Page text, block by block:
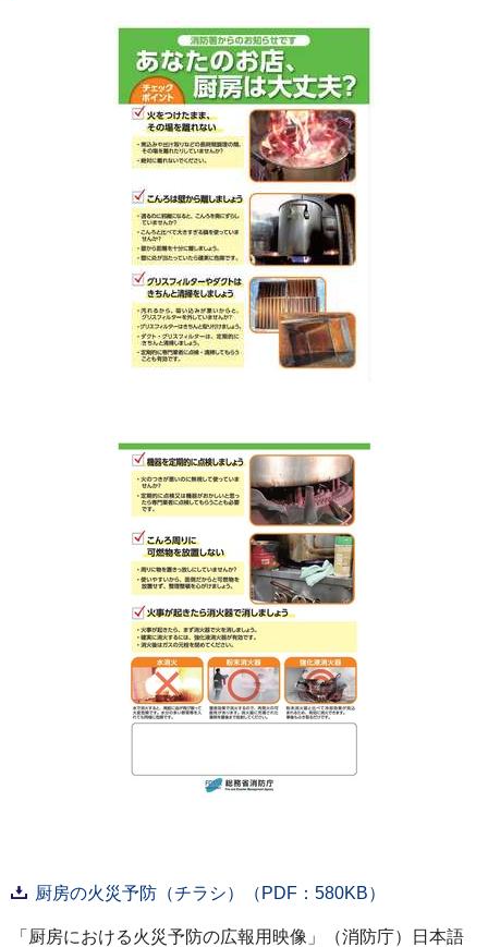
厨房の火災予防（チラシ）（PDF：580KB）
「厨房における火災予防の広報用映像」（消防庁）日本語